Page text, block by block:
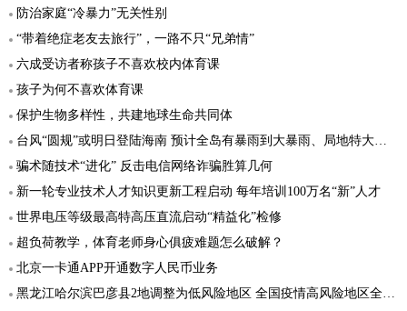
防治家庭“冷暴力”无关性别
“带着绝症老友去旅行”，一路不只“兄弟情”
六成受访者称孩子不喜欢校内体育课
孩子为何不喜欢体育课
保护生物多样性，共建地球生命共同体
台风“圆规”或明日登陆海南 预计全岛有暴雨到大暴雨、局地特大暴雨
骗术随技术“进化” 反击电信网络诈骗胜算几何
新一轮专业技术人才知识更新工程启动 每年培训100万名“新”人才
世界电压等级最高特高压直流启动“精益化”检修
超负荷教学，体育老师身心俱疲难题怎么破解？
北京一卡通APP开通数字人民币业务
黑龙江哈尔滨巴彦县2地调整为低风险地区 全国疫情高风险地区全部清零